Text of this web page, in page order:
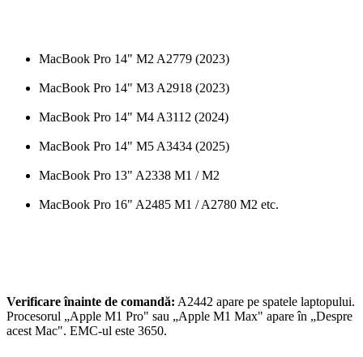
MacBook Pro 14" M2 A2779 (2023)
MacBook Pro 14" M3 A2918 (2023)
MacBook Pro 14" M4 A3112 (2024)
MacBook Pro 14" M5 A3434 (2025)
MacBook Pro 13" A2338 M1 / M2
MacBook Pro 16" A2485 M1 / A2780 M2 etc.
Verificare înainte de comandă: A2442 apare pe spatele laptopului.
Procesorul „Apple M1 Pro" sau „Apple M1 Max" apare în „Despre
acest Mac". EMC-ul este 3650.